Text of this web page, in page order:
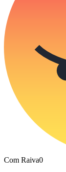
Com Raiva0